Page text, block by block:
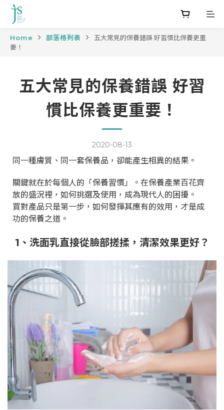
Home 部落格列表
五大常見的保養錯誤 好習慣比保養更重
要！
五大常見的保養錯誤 好習
慣比保養更重要！
2020-08-13
同一種膚質、同一套保養品，卻能產生相異的結果。
關鍵就在於每個人的「保養習慣」。在保養產業百花齊
放的盛況裡，如何挑選及使用，成為現代人的困擾。
買對產品只是第一步，如何發揮其應有的效用，才是成
功的保養之道。
1、洗面乳直接從臉部搓揉，清潔效果更好？